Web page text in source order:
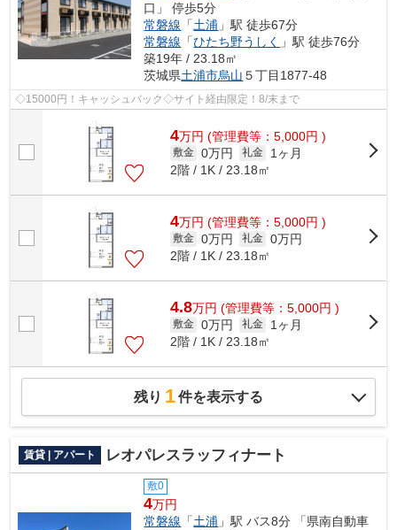
口」 停歩5分
常磐線 「土浦 」駅 徒歩67分
常磐線 「ひたち野うしく
」駅 徒歩76分
築19年 / 23.18㎡
茨城県土浦市烏山 ５丁目1877-48
◇15000円！キャッシュバック◇サイト経由限定！8/末まで
4万円 (管理費等：5,000円 )
敷金 0万円 礼金
1ヶ月
2階 / 1K / 23.18㎡
4万円 (管理費等：5,000円 )
敷金 0万円 礼金 0万円
2階 / 1K / 23.18㎡
4.8万円 (管理費等：5,000円 )
敷金 0万円 礼金
1ヶ月
2階 / 1K / 23.18㎡
残り 1件を表示する
賃貸 | アパート レオパレスラッフィナート
敷0
4万円
常磐線 「土浦 」駅 バス8分 「県南自動車